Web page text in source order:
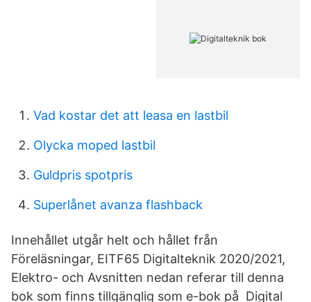
Vad kostar det att leasa en lastbil
Olycka moped lastbil
Guldpris spotpris
Superlånet avanza flashback
Innehållet utgår helt och hållet från
Föreläsningar, EITF65 Digitalteknik 2020/2021,
Elektro- och Avsnitten nedan referar till denna
bok som finns tillgänglig som e-bok på Digital